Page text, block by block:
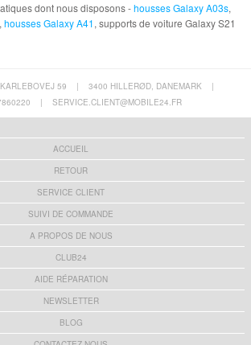
dont nous disposons -housses Galaxy A03s,
, housses Galaxy A41, supports de voiture Galaxy S21
KARLEBOVEJ 59 | 3400 HILLERØD, DANEMARK
|
| SERVICE.CLIENT@MOBILE24.FR
ACCUEIL
RETOUR
SERVICE CLIENT
SUIVI DE COMMANDE
A PROPOS DE NOUS
CLUB24
AIDE RÉPARATION
NEWSLETTER
BLOG